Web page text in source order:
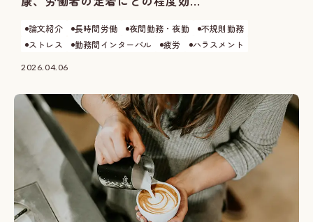
論文紹介 長時間労働 夜間勤務・夜勤
不規則勤務
ストレス
勤務間インターバル 疲労 ハラスメント
2026.04.06